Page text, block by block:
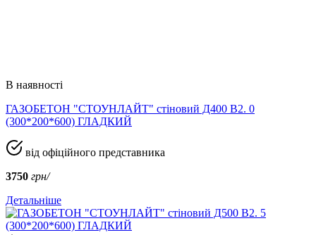
В наявності
ГАЗОБЕТОН "СТОУНЛАЙТ" стіновий Д400 В2. 0
(300*200*600) ГЛАДКИЙ
від офіційного представника
3750 грн/
Детальніше